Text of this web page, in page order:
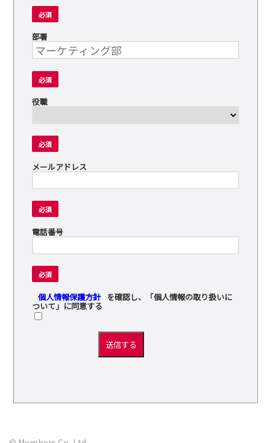
必須
部署
必須
役職
必須
メールアドレス
必須
電話番号
必須
個人情報保護方針 を確認し、「個人情報の取り扱いに
ついて」に同意する
送信する